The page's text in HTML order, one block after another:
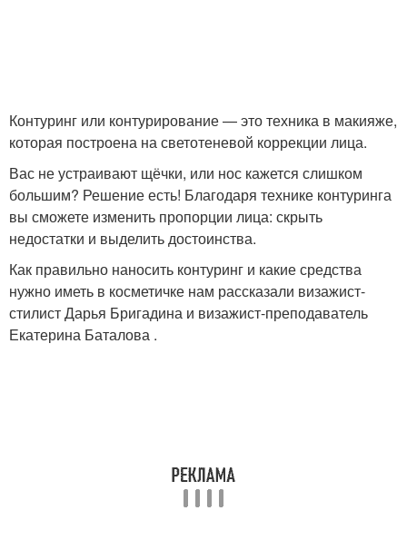
Контуринг или контурирование — это техника в макияже,
которая построена на светотеневой коррекции лица.
Вас не устраивают щёчки, или нос кажется слишком
большим? Решение есть! Благодаря технике контуринга
вы сможете изменить пропорции лица: скрыть
недостатки и выделить достоинства.
Как правильно наносить контуринг и какие средства
нужно иметь в косметичке нам рассказали визажист-
стилист Дарья Бригадина и визажист-преподаватель
Екатерина Баталова .